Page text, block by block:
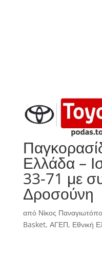
Ελλάδα –
33-71 με
Δροσούνη
από Νίκος
Basket, ΑΓΕΠ, Εθνική